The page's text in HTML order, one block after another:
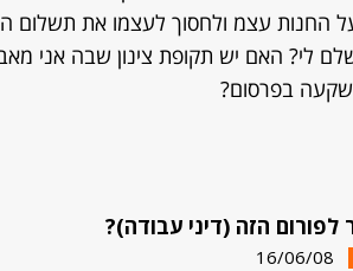
החנות עצמ ולחסוך לעצמו את תשלום
לי? האם יש תקופת צינון שבה אני
בפרסום?
לפורום הזה (דיני עבודה)?
16/06/08